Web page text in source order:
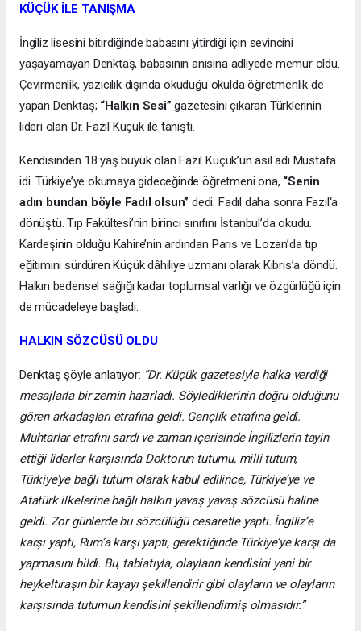
KÜÇÜK İLE TANIŞMA
İngiliz lisesini bitirdiğinde babasını yitirdiği için sevincini
yaşayamayan Denktaş, babasının anısına adliyede memur oldu.
Çevirmenlik, yazıcılık dışında okuduğu okulda öğretmenlik de
yapan Denktaş; “Halkın Sesi”gazetesini çıkaran Türklerinin
lideri olan Dr. Fazıl Küçük ile tanıştı.
Kendisinden 18 yaş büyük olan Fazıl Küçük’ün asıl adı Mustafa
idi. Türkiye’ye okumaya gideceğinde öğretmeni ona, “Senin
adın bundan böyle Fadıl olsun” dedi. Fadıl daha sonra Fazıl‘a
dönüştü. Tıp Fakültesi’nin birinci sınıfını İstanbul’da okudu.
Kardeşinin olduğu Kahire’nin ardından Paris ve Lozan’da tıp
eğitimini sürdüren Küçük dâhiliye uzmanı olarak Kıbrıs’a döndü.
Halkın bedensel sağlığı kadar toplumsal varlığı ve özgürlüğü için
de mücadeleye başladı.
HALKIN SÖZCÜSÜ OLDU
Denktaş şöyle anlatıyor: “Dr. Küçük gazetesiyle halka verdiği
mesajlarla bir zemin hazırladı. Söylediklerinin doğru olduğunu
gören arkadaşları etrafına geldi. Gençlik etrafına geldi.
Muhtarlar etrafını sardı ve zaman içerisinde İngilizlerin tayin
ettiği liderler karşısında Doktorun tutumu, milli tutum,
Türkiye’ye bağlı tutum olarak kabul edilince, Türkiye’ye ve
Atatürk ilkelerine bağlı halkın yavaş yavaş sözcüsü haline
geldi. Zor günlerde bu sözcülüğü cesaretle yaptı. İngiliz’e
karşı yaptı, Rum’a karşı yaptı, gerektiğinde Türkiye’ye karşı da
yapmasını bildi. Bu, tabiatıyla, olayların kendisini yani bir
heykeltıraşın bir kayayı şekillendirir gibi olayların ve olayların
karşısında tutumun kendisini şekillendirmiş olmasıdır.”